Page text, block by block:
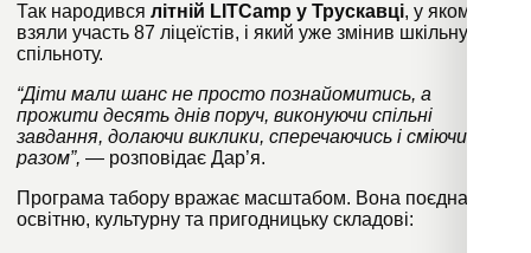
Так народився літній LITCamp у Трускавці, у якому
взяли участь 87 ліцеїстів, і який уже змінив шкільну
спільноту.
“Діти мали шанс не просто познайомитись, а
прожити десять днів поруч, виконуючи спільні
завдання, долаючи виклики, сперечаючись і сміючись
разом”, — розповідає Дар’я.
Програма табору вражає масштабом. Вона поєднала
освітню, культурну та пригодницьку складові: